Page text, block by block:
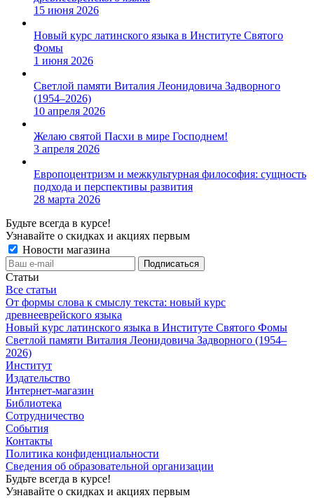
15 июня 2026
Новый курс латинского языка в Институте Святого
Фомы
1 июня 2026
Светлой памяти Виталия Леонидовича Задворного
(1954–2026)
10 апреля 2026
Желаю святой Пасхи в мире Господнем!
3 апреля 2026
Европоцентризм и межкультурная философия: сущность
подхода и перспективы развития
28 марта 2026
Будьте всегда в курсе!
Узнавайте о скидках и акциях первым
Новости магазина
Статьи
Все статьи
От формы слова к смыслу текста: новый курс
древнееврейского языка
Новый курс латинского языка в Институте Святого Фомы
Светлой памяти Виталия Леонидовича Задворного (1954–
2026)
Институт
Издательство
Интернет-магазин
Библиотека
Сотрудничество
События
Контакты
Политика конфиденциальности
Сведения об образовательной организации
Будьте всегда в курсе!
Узнавайте о скидках и акциях первым